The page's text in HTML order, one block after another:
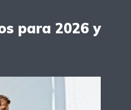
para 2026 y